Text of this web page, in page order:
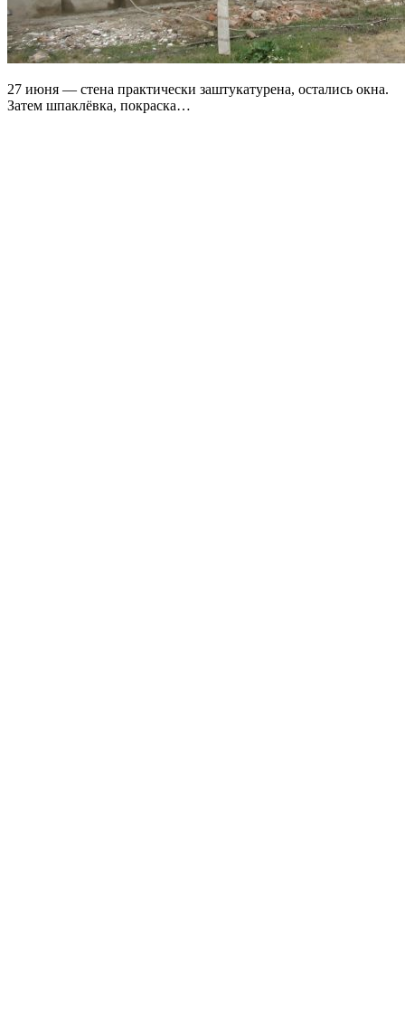
27 июня — стена практически заштукатурена, остались окна.
Затем шпаклёвка, покраска…